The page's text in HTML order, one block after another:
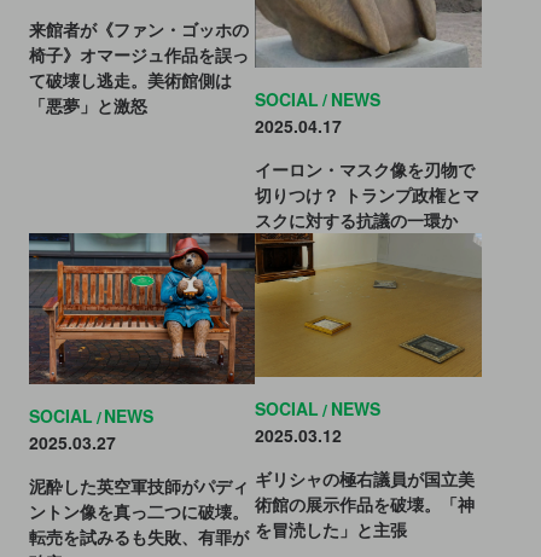
来館者が《ファン・ゴッホの
椅子》オマージュ作品を誤っ
て破壊し逃走。美術館側は
「悪夢」と激怒
SOCIAL NEWS
2025.04.17
イーロン・マスク像を刃物で
切りつけ？ トランプ政権とマ
スクに対する抗議の一環か
SOCIAL NEWS
2025.03.27
泥酔した英空軍技師がパディ
ントン像を真っ二つに破壊。
転売を試みるも失敗、有罪が
SOCIAL NEWS
2025.03.12
ギリシャの極右議員が国立美
術館の展示作品を破壊。「神
を冒涜した」と主張